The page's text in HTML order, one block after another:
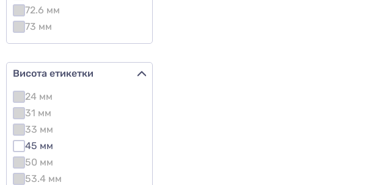
72.6 мм
73 мм
Висота етикетки
24 мм
31 мм
33 мм
45 мм
50 мм
53.4 мм